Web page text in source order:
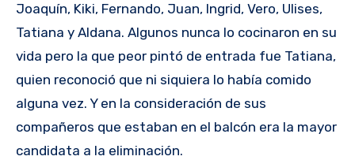
Joaquín, Kiki, Fernando, Juan, Ingrid, Vero, Ulises,
Tatiana y Aldana. Algunos nunca lo cocinaron en su
vida pero la que peor pintó de entrada fue Tatiana,
quien reconoció que ni siquiera lo había comido
alguna vez. Y en la consideración de sus
compañeros que estaban en el balcón era la mayor
candidata a la eliminación.